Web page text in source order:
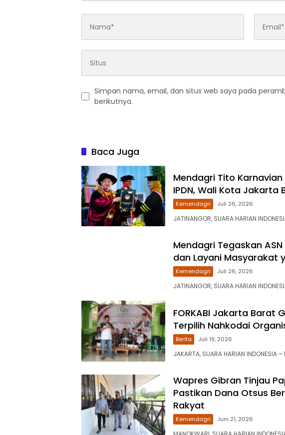
Simpan nama, email, dan situs web saya pada
berikutnya.
Baca Juga
Mendagri Tito
IPDN, Wali Kota Jakarta
Kemendagri Juli 26, 2026
JATINANGOR, SUARA HARIAN
Mendagri Tegaskan
dan Layani Masyarakat
Kemendagri Juli 26, 2026
JATINANGOR, SUARA HARIAN
FORKABI Jakarta Barat
Terpilih Nahkodai
Berita Juli 19, 2026
JAKARTA, SUARA HARIAN
Wapres Gibran Tinjau
Pastikan Dana Otsus
Rakyat
Kemendagri Juni 21, 2026